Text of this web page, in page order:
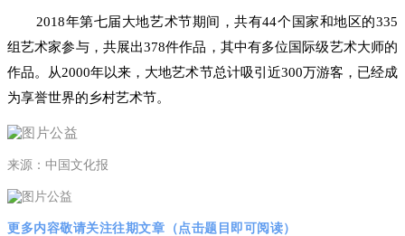
2018年第七届大地艺术节期间，共有44个国家和地区的335
组艺术家参与，共展出378件作品，其中有多位国际级艺术大师的
作品。从2000年以来，大地艺术节总计吸引近300万游客，已经成
为享誉世界的乡村艺术节。
来源：中国文化报
更多内容敬请关注往期文章（点击题目即可阅读）